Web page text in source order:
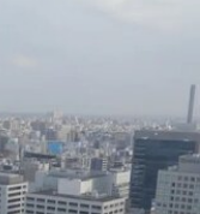
Kandiah）与
（Brahmal
于2010年成立的
负责运